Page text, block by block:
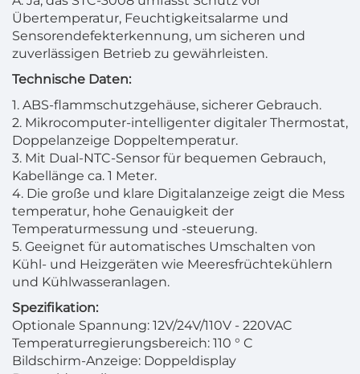
Übertemperatur, Feuchtigkeitsalarme und
Sensorendefekterkennung, um sicheren und
zuverlässigen Betrieb zu gewährleisten.
Technische Daten:
1. ABS-flammschutzgehäuse, sicherer Gebrauch.
2. Mikrocomputer-intelligenter digitaler Thermostat,
Doppelanzeige Doppeltemperatur.
3. Mit Dual-NTC-Sensor für bequemen Gebrauch,
Kabellänge ca. 1 Meter.
4. Die große und klare Digitalanzeige zeigt die Mess
temperatur, hohe Genauigkeit der
Temperaturmessung und -steuerung.
5. Geeignet für automatisches Umschalten von
Kühl- und Heizgeräten wie Meeresfrüchtekühlern
und Kühlwasseranlagen.
Spezifikation:
Optionale Spannung: 12V/24V/110V - 220VAC
Temperaturregierungsbereich: 110 ° C
Bildschirm-Anzeige: Doppeldisplay